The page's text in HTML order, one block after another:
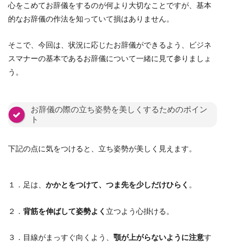
心をこめてお辞儀をするのが何より大切なことですが、基本
的なお辞儀の作法を知っていて損はありません。
そこで、今回は、状況に応じたお辞儀ができるよう、ビジネ
スマナーの基本であるお辞儀について一緒に見て参りましょ
う。
お辞儀の際の立ち姿勢を美しくするためのポイン
ト
下記の点に気をつけると、立ち姿勢が美しく見えます。
１．足は、 かかとをつけて、つま先を少しだけひらく 。
２． 背筋を伸ばして姿勢よく 立つよう心掛ける。
３．目線がまっすぐ向くよう、 顎が上がらないように注意す